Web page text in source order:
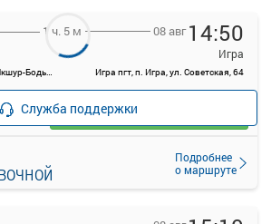
Якшур-Бодья с. АС, село Якшур-Бодья, ул Пушиной, 70
1 ч. 5 м 08 авг 14:50
Игра
Игра пгт, п. Игра, ул. Советская, 64
Подробнее
о маршруте
Загрузить цену
Служба поддержки